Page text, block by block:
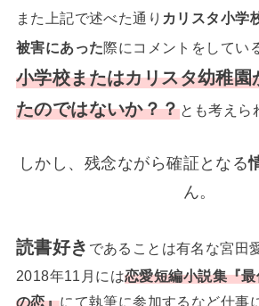
また上記で述べた通り カリスタ小学
被害にあった際にコメントをしてい
小学校またはカリスタ幼稚園
たのではないか？？とも考えら
しかし、残念ながら確証となる
ん。
読書好き であることは有名な宮田
2018年11月には恋愛短編小説集『
の恋』にて執筆に参加するなど仕事